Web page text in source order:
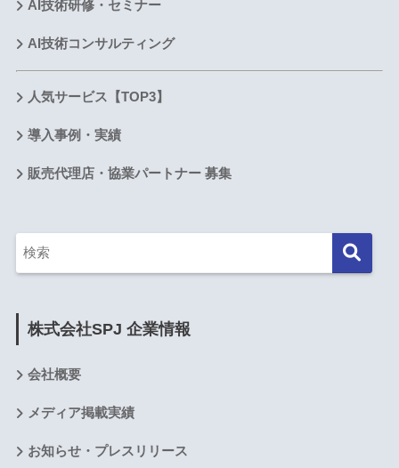
AI技術研修・セミナー
AI技術コンサルティング
人気サービス【TOP3】
導入事例・実績
販売代理店・協業パートナー 募集
株式会社SPJ 企業情報
会社概要
メディア掲載実績
お知らせ・プレスリリース